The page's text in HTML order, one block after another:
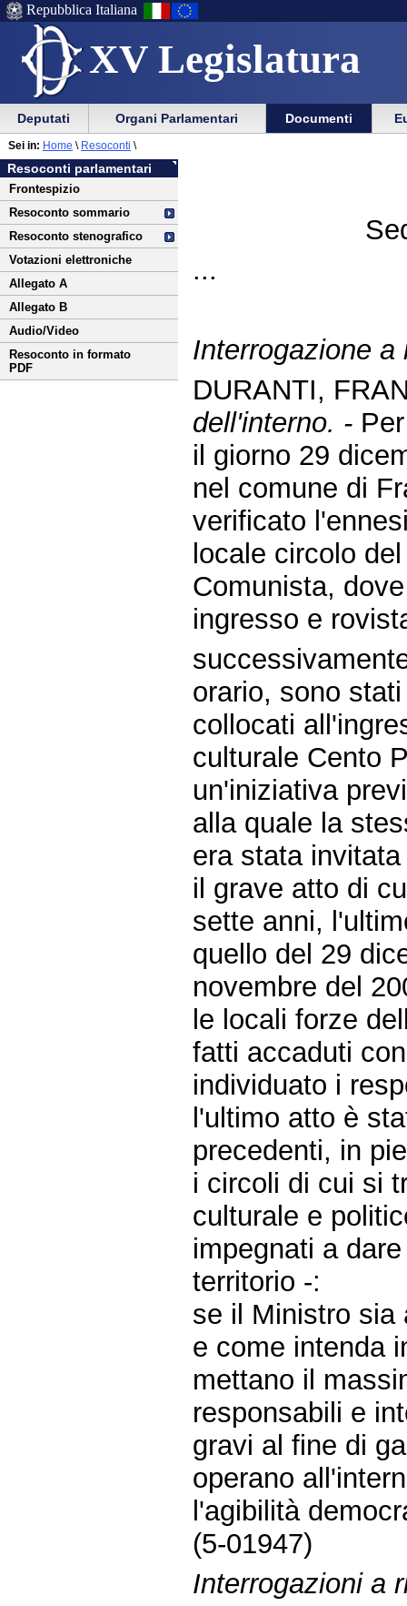
XV Legislatura
Menu
di
ausilio
alla
navigazione
Vai
Menu
di
navigazione
principale
Repubblica Italiana
Menu
di
navigazione
principale
Vai
menu
di
sezione
Deputati Organi Parlamentari Documenti
Vai
al
contenuto
Resoconti parlamentari
Frontespizio
Resoconto sommario
Resoconto stenografico
Votazioni elettroniche
Allegato A
Allegato B
Audio/Video
Resoconto in formato
PDF
Sei in: Home \ Resoconti \
...
Interrogazione
DURANTI,
dell'interno. -
il giorno 29
nel comune di
verificato
locale circolo
Comunista,
ingresso e
orario, sono
collocati
culturale Cento
un'iniziativa
alla quale la
era stata
il grave atto di
sette anni,
quello del 29
novembre del
le locali forze
fatti accaduti
individuato i
l'ultimo atto è
precedenti, in
i circoli di cui si
culturale e
impegnati a
territorio -:
se il Ministro sia
e come intenda
mettano il
responsabili e
gravi al fine di
operano
l'agibilità
(5-01947)
Interrogazioni a